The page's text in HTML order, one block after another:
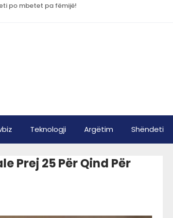
po mbetet pa fëmijë!
Teknologji Argëtim Shëndeti
Prej 25 Për Qind Për